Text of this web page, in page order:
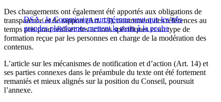
DSA : la Commission européenne veut que les très
grandes plateformes mettent la main à la poche
Des changements ont également été apportés aux obligations de
transparence et de rapport (Art. 13), notamment des références au
temps pris pour réaliser des actions spécifiques et au type de
formation reçue par les personnes en charge de la modération des
contenus.
L’article sur les mécanismes de notification et d’action (Art. 14) et
ses parties connexes dans le préambule du texte ont été fortement
remaniés et mieux alignés sur la position du Conseil, poursuit
l’annexe.